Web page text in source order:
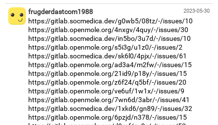
2023-05-30
frugderdastcom1988
https://gitlab.socmedica.dev/g0wb5/08tz/-/issues/10
https://gitlab.openmole.org/4nxgv/4quy/-/issues/30
https://gitlab.socmedica.dev/in5bo/3u7d/-/issues/10
https://gitlab.openmole.org/s5i3g/u1z0/-/issues/2
https://gitlab.socmedica.dev/sk6l0/4pjx/-/issues/61
https://gitlab.openmole.org/ad3a4/m2fw/-/issues/15
https://gitlab.openmole.org/21id9/p18y/-/issues/15
https://gitlab.openmole.org/z6f24/q5bf/-/issues/20
https://gitlab.openmole.org/ve6uf/1w1x/-/issues/9
https://gitlab.openmole.org/7wn6d/3abr/-/issues/41
https://gitlab.socmedica.dev/1xkd6/gn89/-/issues/32
https://gitlab.openmole.org/6pzjd/n378/-/issues/15